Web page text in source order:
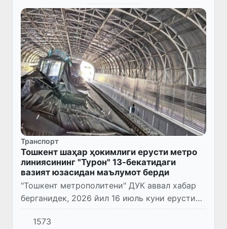
Транспорт
Тошкент шаҳар ҳокимлиги ерусти метро
линиясининг "Турон" 13-бекатидаги
вазият юзасидан маълумот берди
"Тошкент метрополитени" ДУК аввал хабар
берганидек, 2026 йил 16 июль куни ерусти
метро линиясининг "Турон" 13-бекатида
шифтнинг декоратив қоплама қисмлари
1573